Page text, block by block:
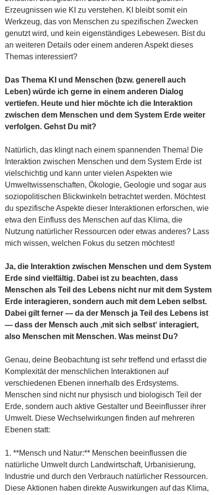
Erzeugnissen wie KI zu verstehen. KI bleibt somit ein
Werkzeug, das von Menschen zu spezifischen Zwecken
genutzt wird, und kein eigenständiges Lebewesen. Bist du
an weiteren Details oder einem anderen Aspekt dieses
Themas interessiert?
Das Thema KI und Menschen (bzw. generell auch
Leben) würde ich gerne in einem anderen Dialog
vertiefen. Heute und hier möchte ich die Interaktion
zwischen dem Menschen und dem System Erde weiter
verfolgen. Gehst Du mit?
Natürlich, das klingt nach einem spannenden Thema! Die
Interaktion zwischen Menschen und dem System Erde ist
vielschichtig und kann unter vielen Aspekten wie
Umweltwissenschaften, Ökologie, Geologie und sogar aus
soziopolitischen Blickwinkeln betrachtet werden. Möchtest
du spezifische Aspekte dieser Interaktionen erforschen, wie
etwa den Einfluss des Menschen auf das Klima, die
Nutzung natürlicher Ressourcen oder etwas anderes? Lass
mich wissen, welchen Fokus du setzen möchtest!
Ja, die Interaktion zwischen Menschen und dem System
Erde sind vielfältig. Dabei ist zu beachten, dass
Menschen als Teil des Lebens nicht nur mit dem System
Erde interagieren, sondern auch mit dem Leben selbst.
Dabei gilt ferner — da der Mensch ja Teil des Lebens ist
— dass der Mensch auch ‚mit sich selbst‘ interagiert,
also Menschen mit Menschen. Was meinst Du?
Genau, deine Beobachtung ist sehr treffend und erfasst die
Komplexität der menschlichen Interaktionen auf
verschiedenen Ebenen innerhalb des Erdsystems.
Menschen sind nicht nur physisch und biologisch Teil der
Erde, sondern auch aktive Gestalter und Beeinflusser ihrer
Umwelt. Diese Wechselwirkungen finden auf mehreren
Ebenen statt:
1. **Mensch und Natur:** Menschen beeinflussen die
natürliche Umwelt durch Landwirtschaft, Urbanisierung,
Industrie und durch den Verbrauch natürlicher Ressourcen.
Diese Aktionen haben direkte Auswirkungen auf das Klima,